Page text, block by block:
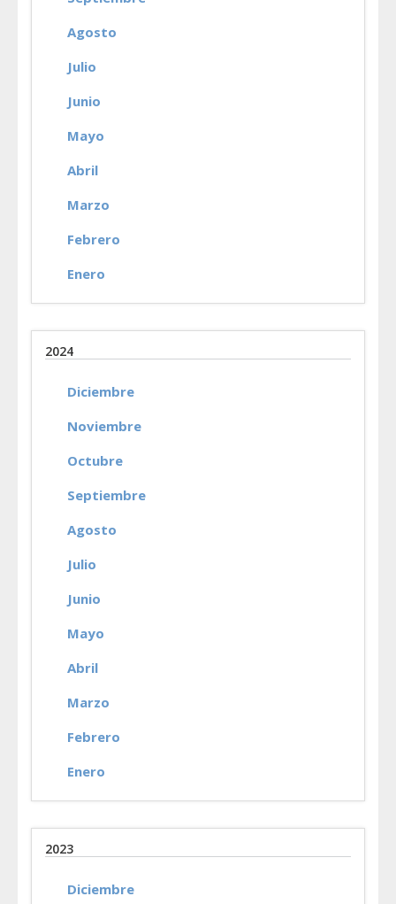
Agosto
Julio
Junio
Mayo
Abril
Marzo
Febrero
Enero
2024
Diciembre
Noviembre
Octubre
Septiembre
Agosto
Julio
Junio
Mayo
Abril
Marzo
Febrero
Enero
2023
Diciembre